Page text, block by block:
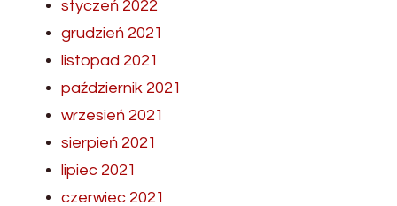
styczeń 2022
grudzień 2021
listopad 2021
październik 2021
wrzesień 2021
sierpień 2021
lipiec 2021
czerwiec 2021